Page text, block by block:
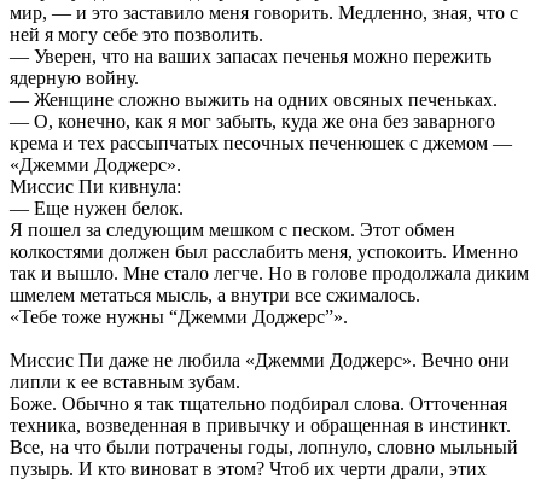
мир, — и это заставило меня говорить. Медленно, зная, что с
ней я могу себе это позволить.
— Уверен, что на ваших запасах печенья можно пережить
ядерную войну.
— Женщине сложно выжить на одних овсяных печеньках.
— О, конечно, как я мог забыть, куда же она без заварного
крема и тех рассыпчатых песочных печенюшек с джемом —
«Джемми Доджерс».
Миссис Пи кивнула:
— Еще нужен белок.
Я пошел за следующим мешком с песком. Этот обмен
колкостями должен был расслабить меня, успокоить. Именно
так и вышло. Мне стало легче. Но в голове продолжала диким
шмелем метаться мысль, а внутри все сжималось.
«Тебе тоже нужны “Джемми Доджерс”».
Миссис Пи даже не любила «Джемми Доджерс». Вечно они
липли к ее вставным зубам.
Боже. Обычно я так тщательно подбирал слова. Отточенная
техника, возведенная в привычку и обращенная в инстинкт.
Все, на что были потрачены годы, лопнуло, словно мыльный
пузырь. И кто виноват в этом? Чтоб их черти драли, этих